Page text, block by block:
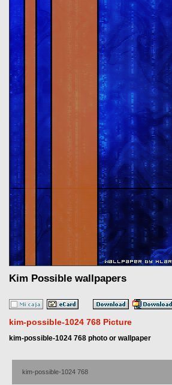
Kim Possible wallpapers
kim-possible-1024 768 Picture
kim-possible-1024 768 photo or wallpaper
kim-possible-1024 768